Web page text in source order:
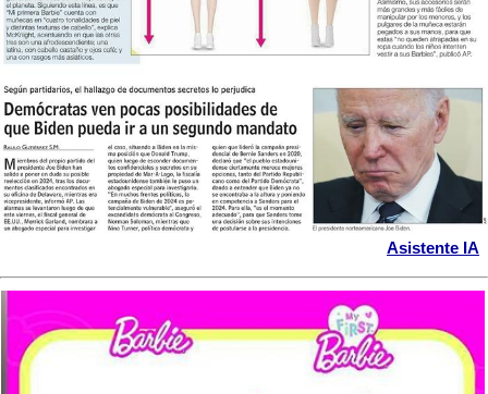
Asistente IA